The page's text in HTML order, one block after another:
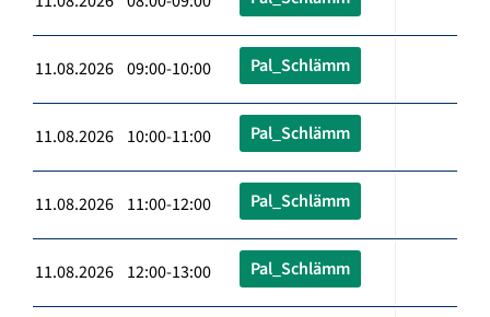
11.08.2026 09:00-10:00 Pal_Schlämm
11.08.2026 10:00-11:00 Pal_Schlämm
11.08.2026 11:00-12:00 Pal_Schlämm
11.08.2026 12:00-13:00 Pal_Schlämm